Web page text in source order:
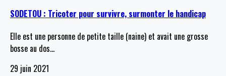
SODETOU : Tricoter pour survivre, surmonter le handicap
Elle est une personne de petite taille (naine) et avait une grosse
bosse au dos…
29 juin 2021